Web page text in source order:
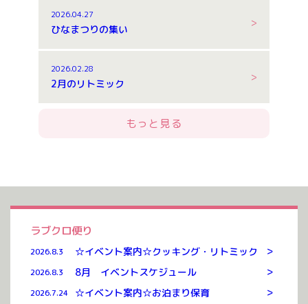
2026.04.27
ひなまつりの集い
2026.02.28
2月のリトミック
もっと見る
ラブクロ便り
2026.8.3 ☆イベント案内☆クッキング・リトミック >
2026.8.3 8月 イベントスケジュール >
2026.7.24 ☆イベント案内☆お泊まり保育 >